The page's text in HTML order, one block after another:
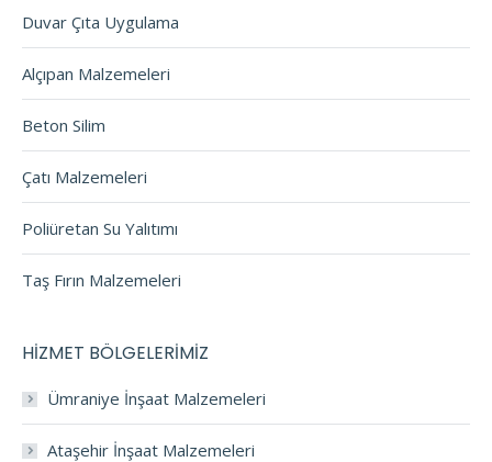
Duvar Çıta Uygulama
Alçıpan Malzemeleri
Beton Silim
Çatı Malzemeleri
Poliüretan Su Yalıtımı
Taş Fırın Malzemeleri
HİZMET BÖLGELERİMİZ
Ümraniye İnşaat Malzemeleri
Ataşehir İnşaat Malzemeleri